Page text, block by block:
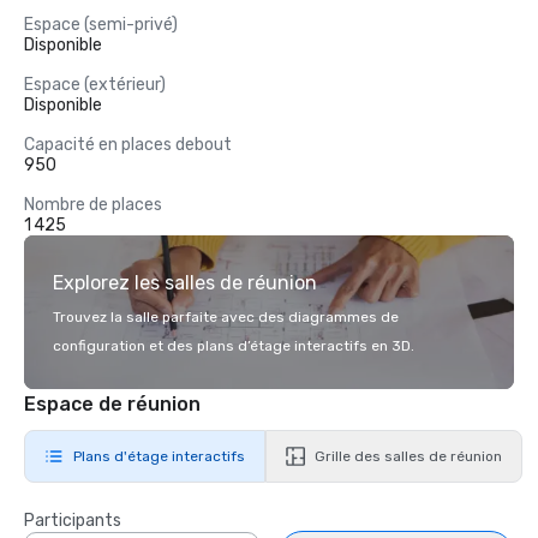
Espace (semi-privé)
Disponible
Espace (extérieur)
Disponible
Capacité en places debout
950
Nombre de places
1 425
Explorez les salles de réunion
Trouvez la salle parfaite avec des diagrammes de
configuration et des plans d’étage interactifs en 3D.
Espace de réunion
Plans d'étage interactifs Grille des salles de réunion
Participants